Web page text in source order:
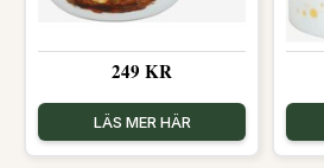
249 KR
LÄS MER HÄR